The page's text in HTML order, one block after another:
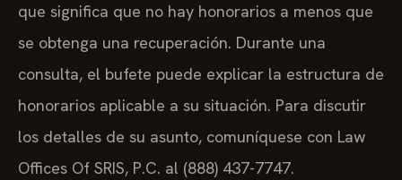
que significa que no hay honorarios a menos que
se obtenga una recuperación. Durante una
consulta, el bufete puede explicar la estructura de
honorarios aplicable a su situación. Para discutir
los detalles de su asunto, comuníquese con Law
Offices Of SRIS, P.C. al (888) 437-7747.